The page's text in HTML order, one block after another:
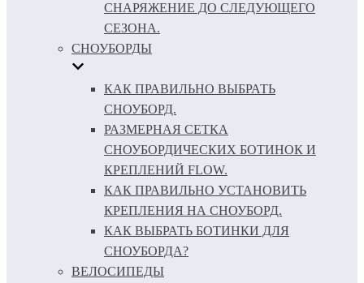
СНАРЯЖЕНИЕ ДО СЛЕДУЮЩЕГО
СЕЗОНА.
СНОУБОРДЫ
КАК ПРАВИЛЬНО ВЫБРАТЬ
СНОУБОРД.
РАЗМЕРНАЯ СЕТКА
СНОУБОРДИЧЕСКИХ БОТИНОК И
КРЕПЛЕНИЙ FLOW.
КАК ПРАВИЛЬНО УСТАНОВИТЬ
КРЕПЛЕНИЯ НА СНОУБОРД.
КАК ВЫБРАТЬ БОТИНКИ ДЛЯ
СНОУБОРДА?
ВЕЛОСИПЕДЫ